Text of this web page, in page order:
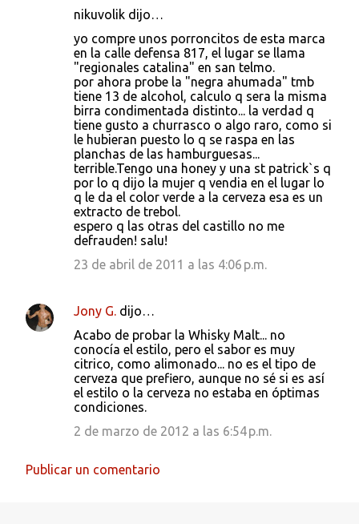
nikuvolik dijo…
yo compre unos porroncitos de esta marca
en la calle defensa 817, el lugar se llama
"regionales catalina" en san telmo.
por ahora probe la "negra ahumada" tmb
tiene 13 de alcohol, calculo q sera la misma
birra condimentada distinto... la verdad q
tiene gusto a churrasco o algo raro, como si
le hubieran puesto lo q se raspa en las
planchas de las hamburguesas...
terrible.Tengo una honey y una st patrick`s q
por lo q dijo la mujer q vendia en el lugar lo
q le da el color verde a la cerveza esa es un
extracto de trebol.
espero q las otras del castillo no me
defrauden! salu!
23 de abril de 2011 a las 4:06 p.m.
Jony G. dijo…
Acabo de probar la Whisky Malt... no
conocía el estilo, pero el sabor es muy
citrico, como alimonado... no es el tipo de
cerveza que prefiero, aunque no sé si es así
el estilo o la cerveza no estaba en óptimas
condiciones.
2 de marzo de 2012 a las 6:54 p.m.
Publicar un comentario